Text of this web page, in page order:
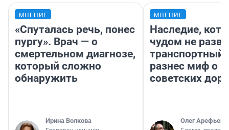
МНЕНИЕ
«Спуталась речь, понес
пургу». Врач — о
смертельном диагнозе,
который сложно
обнаружить
Ирина Волкова
МНЕНИЕ
Наследие,
чудом не
транспортный
разнес миф о
советских
Олег Арефьев